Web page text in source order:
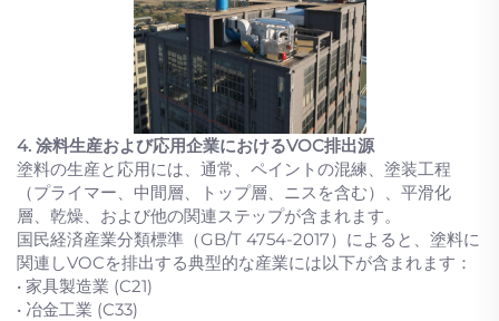
4. 涂料生産および応用企業におけるVOC排出源
塗料の生産と応用には、通常、ペイントの混練、塗装工程
（プライマー、中間層、トップ層、ニスを含む）、平滑化
層、乾燥、および他の関連ステップが含まれます。
国民経済産業分類標準（GB/T 4754-2017）によると、塗料に
関連しVOCを排出する典型的な産業には以下が含まれます：
• 家具製造業 (C21)
• 冶金工業 (C33)